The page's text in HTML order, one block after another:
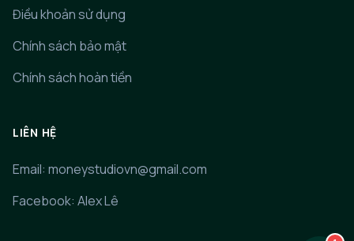
Điều khoản sử dụng
Chính sách bảo mật
Chính sách hoàn tiền
LIÊN HỆ
Email: moneystudiovn@gmail.com
Facebook: Alex Lê